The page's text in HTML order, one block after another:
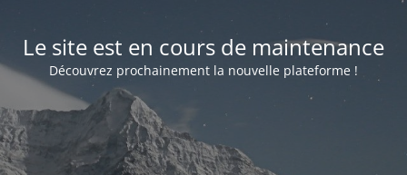
Le site est en cours de maintenance
Découvrez prochainement la nouvelle plateforme !